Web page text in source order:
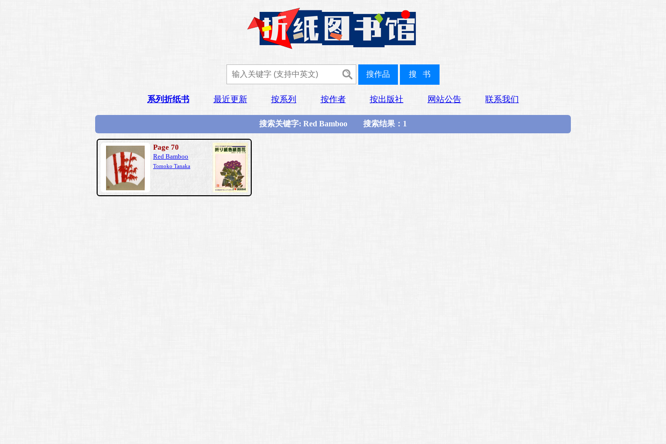
系列折纸书 最近更新 按系列 按作者 按出版社 网站公告 联系我们
搜索关键字: Red Bamboo 搜索结果：1
Page 70
Red Bamboo
Tomoko Tanaka